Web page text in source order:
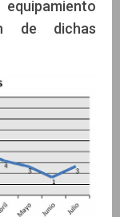
de dichas